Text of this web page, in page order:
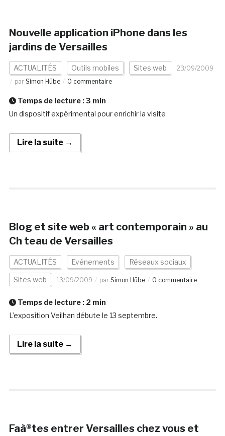
Nouvelle application iPhone dans les
jardins de Versailles
ACTUALITÉS Outils mobiles Sites web
23/09/2009
par Simon Hübe 0 commentaire
Temps de lecture : 3 min
Un dispositif expérimental pour enrichir la visite
Lire la suite →
Blog et site web « art contemporain » au
Ch teau de Versailles
ACTUALITÉS Evénements Réseaux sociaux
Sites web 13/09/2009 par Simon Hübe 0 commentaire
Temps de lecture : 2 min
L’exposition Veilhan débute le 13 septembre.
Lire la suite →
Faà®tes entrer Versailles chez vous et